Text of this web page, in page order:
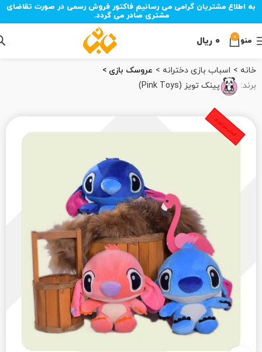
به اطلاع مشتریان گرامی می رسانیم فاکتور فروش رسمی در صورت تقاضای
مشتری صادر می گردد.
منو 0 ۰ ریال
خانه اسباب‌ بازی دخترانه
عروسک بازی
برند:
پینک تویز (Pink Toys)
اتمام موجودی